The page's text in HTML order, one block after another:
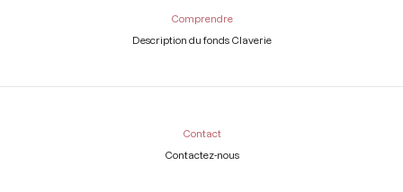
Comprendre
Description du fonds Claverie
Contact
Contactez-nous